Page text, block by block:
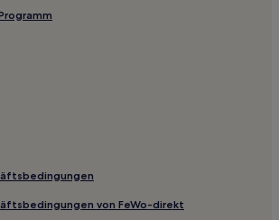
Hotels
von FeWo-direkt